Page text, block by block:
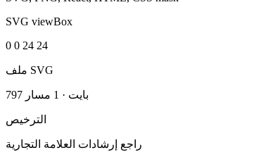
SVG viewBox
0 0 24 24
ملف SVG
797 بايت · 1 مسار
الترخيص
راجع إرشادات العلامة التجارية